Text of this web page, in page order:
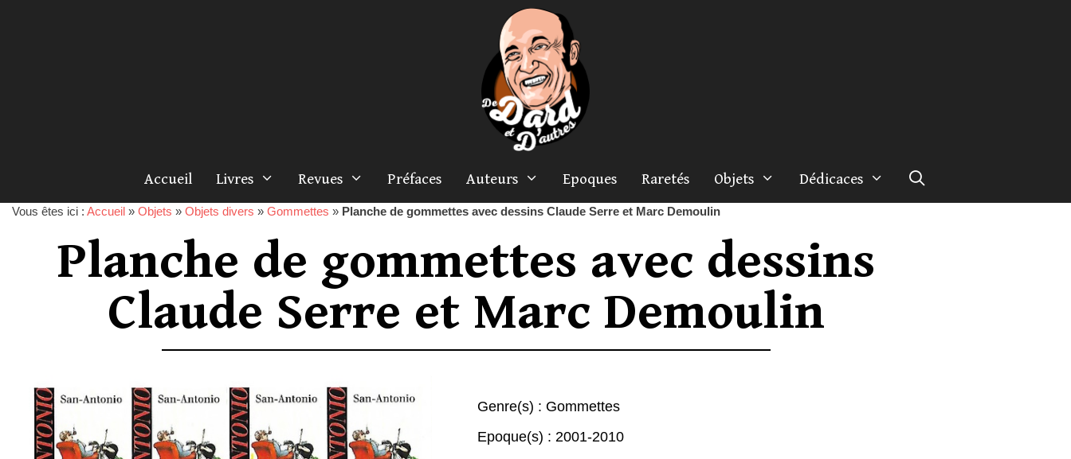
Accueil Livres Revues Préfaces Auteurs Epoques Raretés Objets Dédicaces
Vous êtes ici : Accueil » Objets » Objets divers » Gommettes » Planche de gommettes avec dessins Claude Serre et Marc Demoulin
Planche de gommettes avec dessins
Claude Serre et Marc Demoulin
Genre(s) : Gommettes
Epoque(s) : 2001-2010